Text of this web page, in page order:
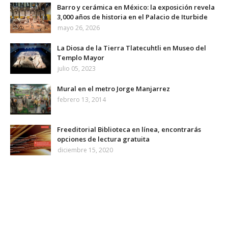
Barro y cerámica en México: la exposición revela
3,000 años de historia en el Palacio de Iturbide
mayo 26, 2026
La Diosa de la Tierra Tlatecuhtli en Museo del
Templo Mayor
julio 05, 2023
Mural en el metro Jorge Manjarrez
febrero 13, 2014
Freeditorial Biblioteca en línea, encontrarás
opciones de lectura gratuita
diciembre 15, 2020